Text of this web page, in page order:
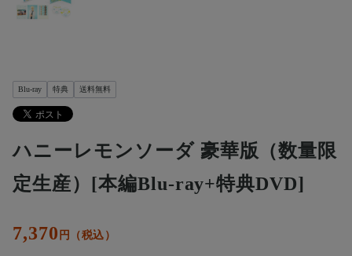
Blu-ray 特典 送料無料
ハニーレモンソーダ 豪華版（数量限
定生産）[本編Blu-ray+特典DVD]
7,370 円（税込）